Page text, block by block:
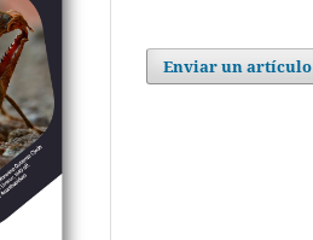
Enviar un artículo